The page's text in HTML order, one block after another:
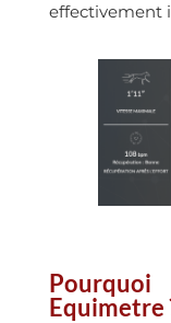
effectivement
Equimetre